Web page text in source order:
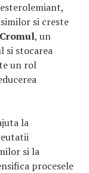
si creste
Cromul, un
si stocarea
un rol
la
si la
procesele